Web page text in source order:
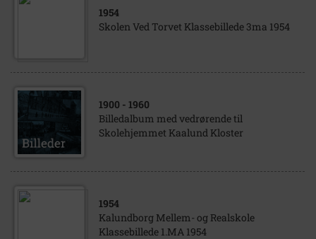
1954
Skolen Ved Torvet Klassebillede 3ma 1954
1900 - 1960
Billedalbum med vedrørende til
Skolehjemmet Kaalund Kloster
1954
Kalundborg Mellem- og Realskole
Klassebillede 1.MA 1954